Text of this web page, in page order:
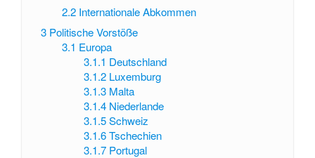
2.2 Internationale Abkommen
3 Politische Vorstöße
3.1 Europa
3.1.1 Deutschland
3.1.2 Luxemburg
3.1.3 Malta
3.1.4 Niederlande
3.1.5 Schweiz
3.1.6 Tschechien
3.1.7 Portugal